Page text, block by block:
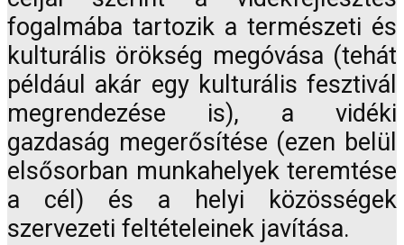
fogalmába tartozik a természeti és
kulturális örökség megóvása (tehát
például akár egy kulturális fesztivál
megrendezése is), a vidéki
gazdaság megerősítése (ezen belül
elsősorban munkahelyek teremtése
a cél) és a helyi közösségek
szervezeti feltételeinek javítása.